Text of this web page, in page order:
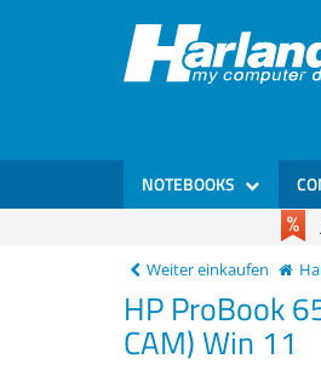
NOTEBOOKS
Weiter einkaufen
HP ProBook
CAM) Win 11